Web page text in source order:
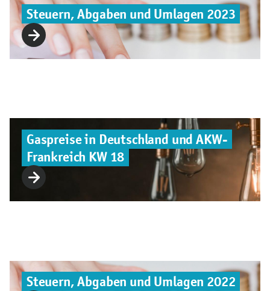
Steuern, Abgaben und Umlagen 2023
Gaspreise in Deutschland und AKW-
Frankreich KW 18
Steuern, Abgaben und Umlagen 2022